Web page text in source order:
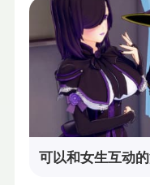
可以和女生互动